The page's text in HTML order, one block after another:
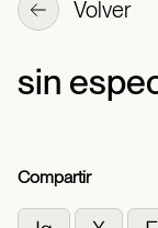
Volver
sin
Compartir